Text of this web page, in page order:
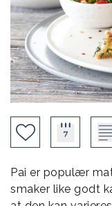
Pai er populær
smaker like godt